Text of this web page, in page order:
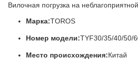
Вилочная погрузка на
Марка:TOROS
Номер модели:TYF30/35/40/50/
Место происхождения:Китай